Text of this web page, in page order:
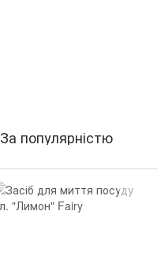
За популярністю